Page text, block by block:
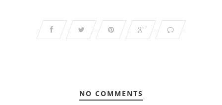
NO COMMENTS